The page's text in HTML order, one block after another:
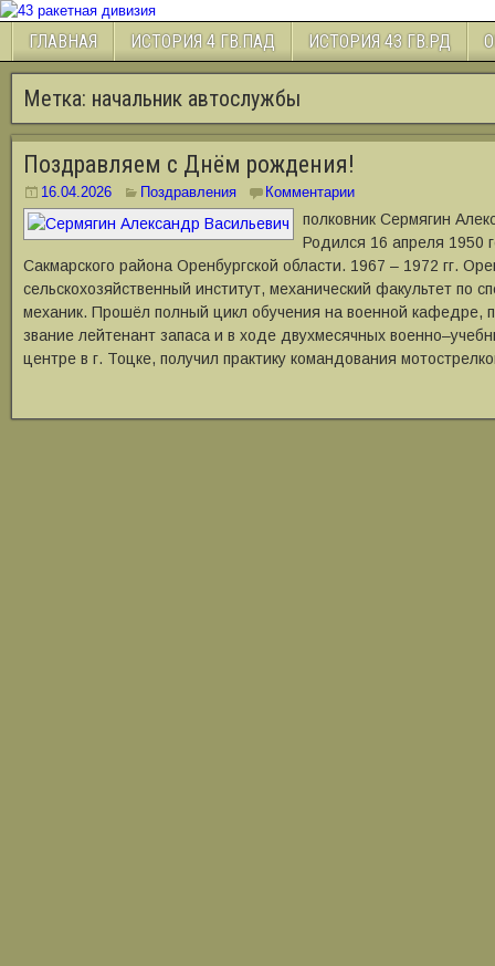
ГЛАВНАЯ ИСТОРИЯ 4 ГВ.ПАД ИСТОРИЯ 43 ГВ.РД
Метка: начальник автослужбы
Поздравляем с Днём рождения!
16.04.2026 Поздравления Комментарии
полковник Сермягин
Родился 16 апреля 1950
Сакмарского района Оренбургской области. 1967 – 1972 гг.
сельскохозяйственный институт, механический факультет по
механик. Прошёл полный цикл обучения на военной кафедре,
звание лейтенант запаса и в ходе двухмесячных
центре в г. Тоцке, получил практику командования